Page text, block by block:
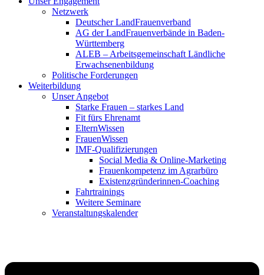
Netzwerk
Deutscher LandFrauenverband
AG der LandFrauenverbände in Baden-
Württemberg
ALEB – Arbeitsgemeinschaft Ländliche
Erwachsenenbildung
Politische Forderungen
Weiterbildung
Unser Angebot
Starke Frauen – starkes Land
Fit fürs Ehrenamt
ElternWissen
FrauenWissen
IMF-Qualifizierungen
Social Media & Online-Marketing
Frauenkompetenz im Agrarbüro
Existenzgründerinnen-Coaching
Fahrtrainings
Weitere Seminare
Veranstaltungskalender